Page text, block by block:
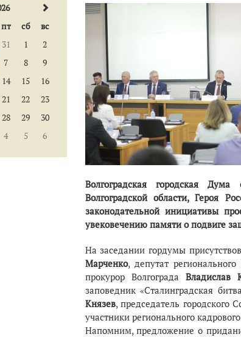
пт сб
вс
31 1
2
7 8
9
14 15
16
21 22
23
28 29
30
4 5 6
Волгоградская городская
Волгоградской области, Героя
законодательной инициативы
увековечению памяти о подвиге
На заседании гордумы
Марченко, депутат
прокурор ВолгоградаВладислав
заповедник «Сталинградская
Князев, председатель городского
участники регионального
Напомним, предложение о